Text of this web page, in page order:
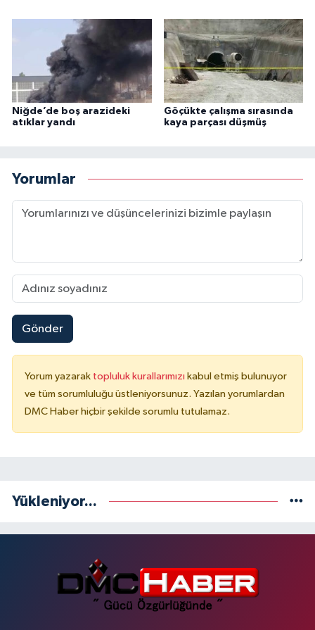
Niğde’de boş arazideki
atıklar yandı
Göçükte çalışma sırasında
kaya parçası düşmüş
Yorumlar
Gönder
Yorum yazarak topluluk kurallarımızı kabul etmiş bulunuyor
ve tüm sorumluluğu üstleniyorsunuz. Yazılan yorumlardan
DMC Haber hiçbir şekilde sorumlu tutulamaz.
Yükleniyor...